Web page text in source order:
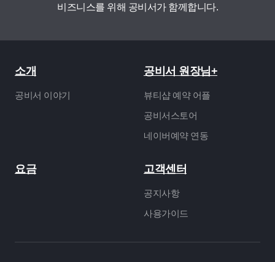
비즈니스를 위해 공비서가 함께합니다.
소개
공비서 이야기
공비서 원장님+
뷰티샵 예약 어플
공비서스토어
네이버예약 연동
요금 고객센터
공지사항
사용가이드